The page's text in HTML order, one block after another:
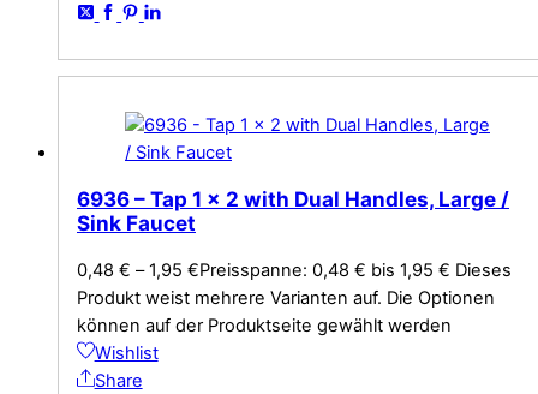
6936 – Tap 1 x 2 with Dual Handles, Large /
Sink Faucet
0,48 € –1,95 €Preisspanne: 0,48 € bis 1,95 € Dieses
Produkt weist mehrere Varianten auf. Die Optionen
können auf der Produktseite gewählt werden
Wishlist
Share